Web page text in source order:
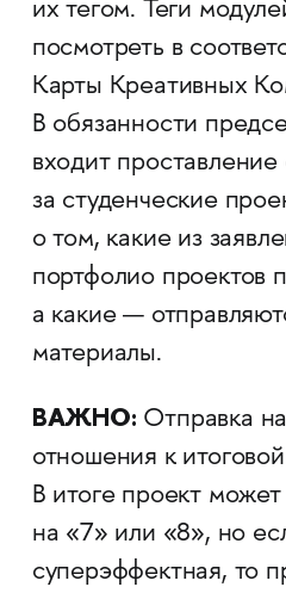
их тегом. Теги
посмотреть в
Карты Креативных
В обязанности
входит
за студенческие
о том, какие из
портфолио проектов
а какие —
материалы.
ВАЖНО: Отправка
отношения к
В итоге проект
на «7» или «8», но
суперэффектная, то